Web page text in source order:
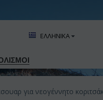
ΕΛΛΗΝΙΚΑ
για νεογέννητο